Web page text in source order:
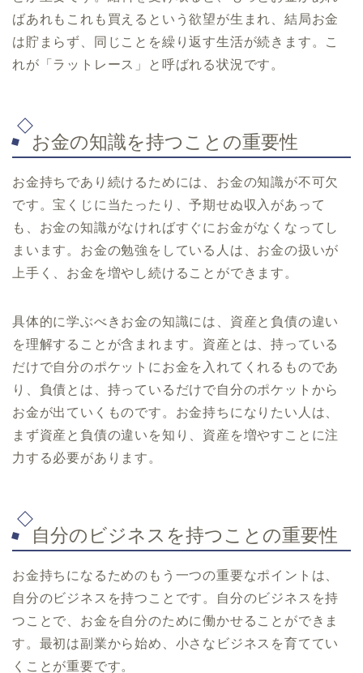
ばあれもこれも買えるという欲望が生まれ、結局お金
は貯まらず、同じことを繰り返す生活が続きます。こ
れが「ラットレース」と呼ばれる状況です。
お金の知識を持つことの重要性
お金持ちであり続けるためには、お金の知識が不可欠
です。宝くじに当たったり、予期せぬ収入があって
も、お金の知識がなければすぐにお金がなくなってし
まいます。お金の勉強をしている人は、お金の扱いが
上手く、お金を増やし続けることができます。
具体的に学ぶべきお金の知識には、資産と負債の違い
を理解することが含まれます。資産とは、持っている
だけで自分のポケットにお金を入れてくれるものであ
り、負債とは、持っているだけで自分のポケットから
お金が出ていくものです。お金持ちになりたい人は、
まず資産と負債の違いを知り、資産を増やすことに注
力する必要があります。
自分のビジネスを持つことの重要性
お金持ちになるためのもう一つの重要なポイントは、
自分のビジネスを持つことです。自分のビジネスを持
つことで、お金を自分のために働かせることができま
す。最初は副業から始め、小さなビジネスを育ててい
くことが重要です。